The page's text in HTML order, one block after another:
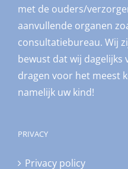
met de ouders/
aanvullende organen
consultatiebureau. Wij
bewust dat wij
dragen voor het meest
namelijk uw kind!
PRIVACY
Privacy policy